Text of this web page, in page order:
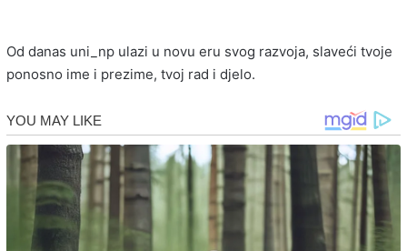
Od danas uni_np ulazi u novu eru svog razvoja, slaveći tvoje
ponosno ime i prezime, tvoj rad i djelo.